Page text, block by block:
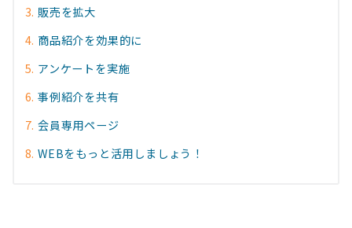
販売を拡大
商品紹介を効果的に
アンケートを実施
事例紹介を共有
会員専用ページ
WEBをもっと活用しましょう！